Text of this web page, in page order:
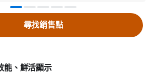
能、鮮活顯示
尋找銷售點